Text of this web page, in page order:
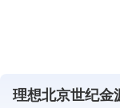
理想北京世纪金